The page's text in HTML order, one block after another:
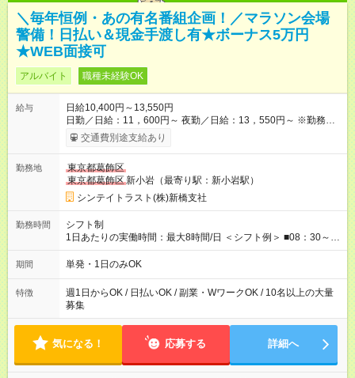
＼毎年恒例・あの有名番組企画！／マラソン会場
警備！日払い＆現金手渡し有★ボーナス5万円
★WEB面接可
アルバイト 職種未経験OK
給与
日給10,400円～13,550円
日勤／日給：11，600円～ 夜勤／日給：13，550円～ ※勤務数
が週2日以下の場合 日勤／日給：10，400円 夜勤／日給：12，
350円 ■交通費別途全額支給 ※規定あり ■支払方法：日払い └日
⇒希望をお聞かせください♪ ■各種資格手当あり ■残業手当あり ■
日給保障あり └早く終わっても”全額”支給！ ----- ≪ 法定研修
≫ 研修時の給与： 日給10，000円×3日間（24時間） ＝研修費
として合計30，000円支給 ＋交通費全額支給 ※規定あり 【試用
期間】試用期間なし
交通費別途支給あり
勤務地
東京都葛飾区
東京都葛飾区新小岩（最寄り駅：新小岩駅）
シンテイトラスト(株)新橋支社
勤務時間
シフト制
1日あたりの実働時間：最大8時間/日 ＜シフト例＞ ■08：30～
17：30 ■20：00～翌5：00 など！ 上記時間内で、 実働8時
間・休憩1時間／日
期間 単発・1日のみOK
特徴
週1日からOK / 日払いOK / 副業・WワークOK / 10名以上の大量
募集
気になる！ 応募する 詳細へ